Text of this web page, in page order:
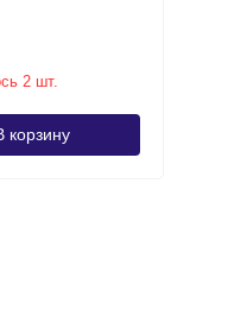
2 шт.
корзину